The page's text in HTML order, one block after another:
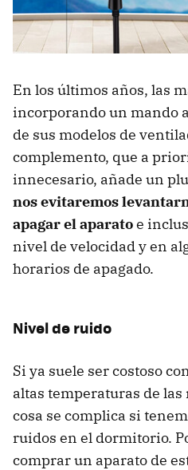
En los últimos años, las
incorporando un mando
de sus modelos de
complemento, que a
innecesario, añade un
nos evitaremos
apagar el aparatoe
nivel de velocidad y en
horarios de apagado.
Nivel de ruido
Si ya suele ser costoso
altas temperaturas de las
cosa se complica si
ruidos en el dormitorio.
comprar un aparato de